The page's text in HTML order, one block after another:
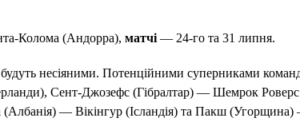
Колома (Андорра), матчі — 24-го та 31 липня.
несіяними. Потенційними суперниками
Сент-Джозефс (Гібралтар) — Шемрок Роверс
— Вікінгур (Ісландія) та Пакш